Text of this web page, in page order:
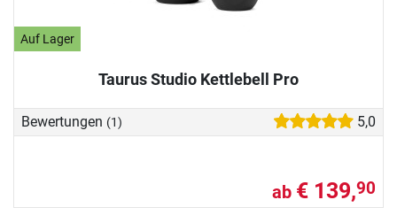
Auf Lager
Taurus Studio Kettlebell Pro
Bewertungen (1) 5,0
ab € 139,90